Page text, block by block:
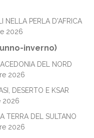
NELLA PERLA D'AFRICA
2026
inverno)
DEL NORD
2026
DESERTO E KSAR
2026
TERRA DEL SULTANO
2026